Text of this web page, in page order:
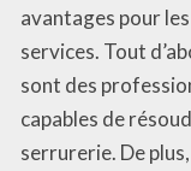
avantages pour
services. Tout
sont des
capables de
serrurerie. De